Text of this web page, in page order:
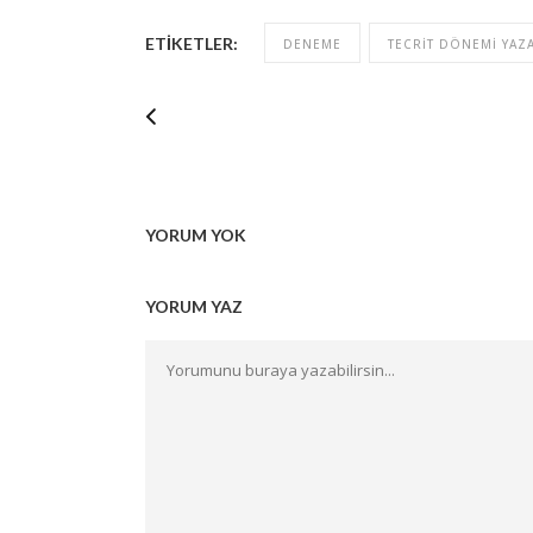
ETIKETLER: DENEME TECRIT DÖNEMI
YORUM YOK
YORUM YAZ